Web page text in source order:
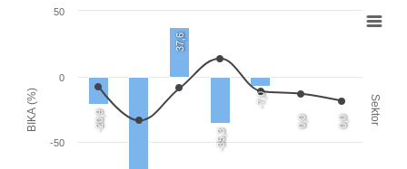
BIKA (%) Sektor
-20,9
37,6
-35,3
-7,0
0,0 0,0
-50
0
50